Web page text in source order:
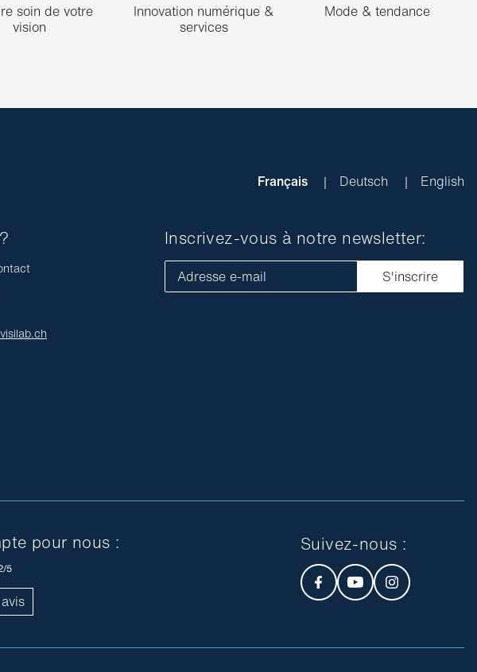
soin de votre
vision
Innovation numérique &
services
Mode & tendance
Français Deutsch English
Inscrivez-vous à notre newsletter:
Adresse e-mail S'inscrire
pour nous : Suivez-nous :